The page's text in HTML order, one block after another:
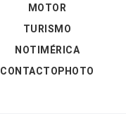
MOTOR
TURISMO
NOTIMÉRICA
CONTACTOPHOTO